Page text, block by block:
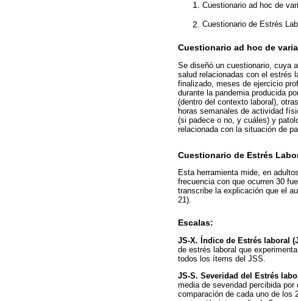
Cuestionario ad hoc de
Cuestionario de Estrés
Cuestionario ad hoc de
Se diseñó un cuestionario, cuya
salud relacionadas con el estrés
finalizado, meses de ejercicio
durante la pandemia producida
(dentro del contexto laboral),
horas semanales de actividad
(si padece o no, y cuáles) y
relacionada con la situación de
Cuestionario de Estrés
Esta herramienta mide, en
frecuencia con que ocurren 30
transcribe la explicación que el
21).
Escalas:
JS-X. Índice de Estrés laboral
de estrés laboral que
todos los ítems del JSS.
JS-S. Severidad del Estrés
media de severidad percibida
comparación de cada uno de los